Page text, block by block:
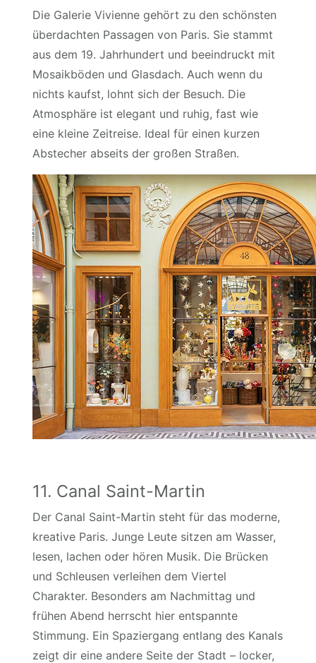
Die Galerie Vivienne gehört zu den schönsten
überdachten Passagen von Paris. Sie stammt
aus dem 19. Jahrhundert und beeindruckt mit
Mosaikböden und Glasdach. Auch wenn du
nichts kaufst, lohnt sich der Besuch. Die
Atmosphäre ist elegant und ruhig, fast wie
eine kleine Zeitreise. Ideal für einen kurzen
Abstecher abseits der großen Straßen.
11. Canal Saint-Martin
Der Canal Saint-Martin steht für das moderne,
kreative Paris. Junge Leute sitzen am Wasser,
lesen, lachen oder hören Musik. Die Brücken
und Schleusen verleihen dem Viertel
Charakter. Besonders am Nachmittag und
frühen Abend herrscht hier entspannte
Stimmung. Ein Spaziergang entlang des Kanals
zeigt dir eine andere Seite der Stadt – locker,